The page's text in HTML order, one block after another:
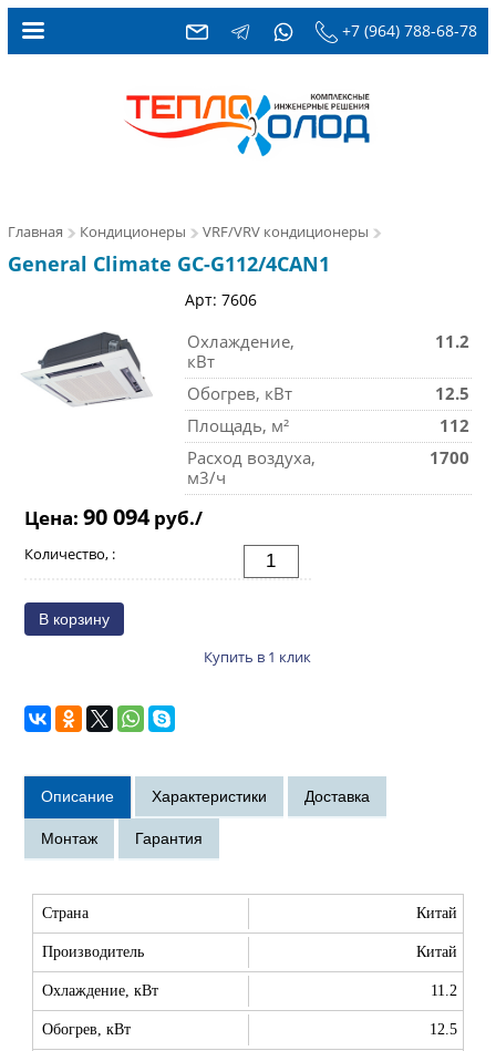
+7 (964) 788-68-78
Главная Кондиционеры VRF/VRV кондиционеры
General Climate GC-G112/4CAN1
Арт: 7606
Охлаждение,
кВт
11.2
Обогрев, кВт
12.5
Площадь, м²
112
Расход воздуха,
м3/ч
1700
Цена: 90 094руб./
Количество, :
Купить в 1 клик
Страна Китай
Производитель Китай
Охлаждение, кВт 11.2
Обогрев, кВт 12.5